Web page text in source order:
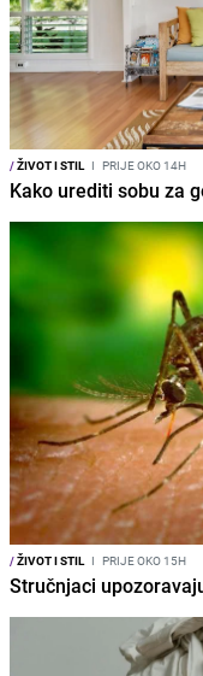
/ŽIVOT I STIL I PRIJE OKO 14H
Kako urediti sobu za
/ŽIVOT I STIL I PRIJE OKO 15H
Stručnjaci